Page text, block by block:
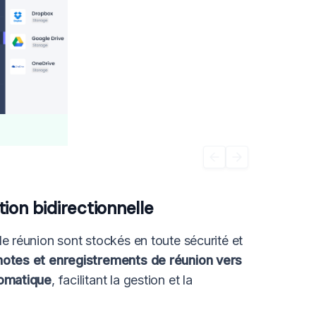
bidirectionnelle
réunion sont stockés en toute sécurité et
et enregistrements de réunion vers
, facilitant la gestion et la